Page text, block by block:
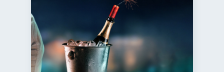
Derechos & Deberes
Superintendencia de Bancos
Vacaciones 2
Cuenta Abandonada